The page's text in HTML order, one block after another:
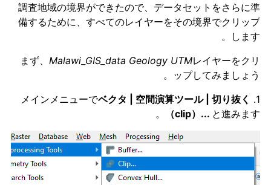
調査地域の境界ができたので、データセットをさらに準
備するために、すべてのレイヤーをその境界でクリップ
します。
まず、 Malawi_GIS_data Geology UTMレイヤーをクリ
ップしてみましょう。
1. メインメニューで
ベクタ | 空間演算ツール | 切り抜く
（clip）... と進みます。